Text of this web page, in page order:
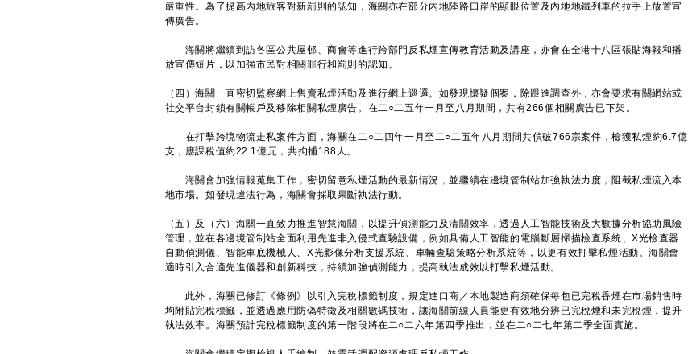
嚴重性。為了提高內地旅客對新罰則的認知，海關亦在部分內地陸路口岸的顯眼位置及內地地鐵列車的拉手上放置宣
傳廣告。
海關將繼續到訪各區公共屋邨、商會等進行跨部門反私煙宣傳教育活動及講座，亦會在全港十八區張貼海報和播
放宣傳短片，以加強市民對相關罪行和罰則的認知。
（四）海關一直密切監察網上售賣私煙活動及進行網上巡邏。如發現懷疑個案，除跟進調查外，亦會要求有關網站或
社交平台封鎖有關帳戶及移除相關私煙廣告。在二○二五年一月至八月期間，共有266個相關廣告已下架。
在打擊跨境物流走私案件方面，海關在二○二四年一月至二○二五年八月期間共偵破766宗案件，檢獲私煙約6.7億
支，應課稅值約22.1億元，共拘捕188人。
海關會加強情報蒐集工作，密切留意私煙活動的最新情況，並繼續在邊境管制站加強執法力度，阻截私煙流入本
地市場。如發現違法行為，海關會採取果斷執法行動。
（五）及（六）海關一直致力推進智慧海關，以提升偵測能力及清關效率，透過人工智能技術及大數據分析協助風險
管理，並在各邊境管制站全面利用先進非入侵式查驗設備，例如具備人工智能的電腦斷層掃描檢查系統、X光檢查器
自動偵測儀、智能車底機械人、X光影像分析支援系統、車輛查驗策略分析系統等，以更有效打擊私煙活動。海關會
適時引入合適先進儀器和創新科技，持續加強偵測能力，提高執法成效以打擊私煙活動。
此外，海關已修訂《條例》以引入完稅標籤制度，規定進口商／本地製造商須確保每包已完稅香煙在市場銷售時
均附貼完稅標籤，並透過應用防偽特徵及相關數碼技術，讓海關前線人員能更有效地分辨已完稅煙和未完稅煙，提升
執法效率。海關預計完稅標籤制度的第一階段將在二○二六年第四季推出，並在二○二七年第二季全面實施。